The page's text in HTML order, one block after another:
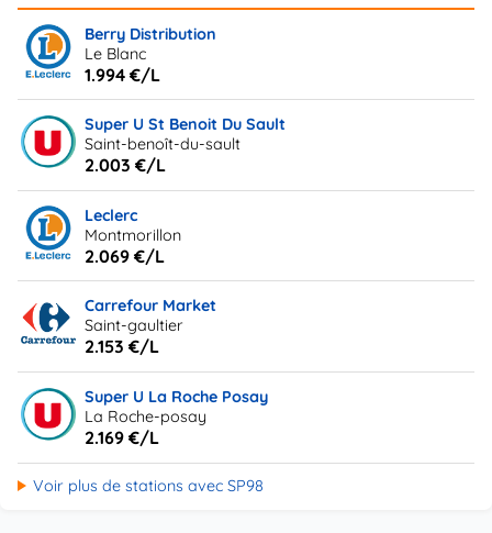
Berry Distribution
Le Blanc
1.994 €/L
Super U St Benoit Du Sault
Saint-benoît-du-sault
2.003 €/L
Leclerc
Montmorillon
2.069 €/L
Carrefour Market
Saint-gaultier
2.153 €/L
Super U La Roche Posay
La Roche-posay
2.169 €/L
Voir plus de stations avec SP98